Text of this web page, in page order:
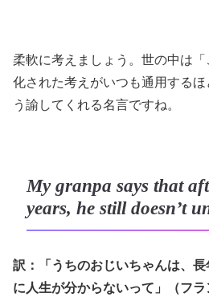
柔軟に考えましょう。世の中は
化された考えがいつも通用する
う諭してくれる名言ですね。
My granpa says that
years, he still doesn’t
訳：「うちのおじいちゃんは、
に人生が分からないって」（フラ